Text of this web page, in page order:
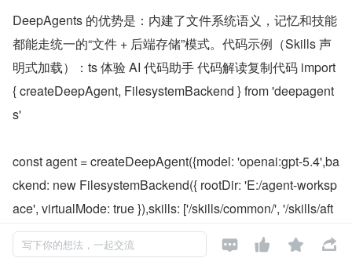
DeepAgents 的优势是：内建了文件系统语义，记忆和技能
都能走统一的“文件 + 后端存储”模式。代码示例（Skills 声
明式加载）：ts 体验 AI 代码助手 代码解读复制代码 import
{ createDeepAgent, FilesystemBackend } from 'deepagent
s'
const agent = createDeepAgent({model: 'openai:gpt-5.4',ba
ckend: new FilesystemBackend({ rootDir: 'E:/agent-worksp
ace', virtualMode: true }),skills: ['/skills/common/', '/skills/aft
er-sales/'],})
写下你的想法，一起交流    